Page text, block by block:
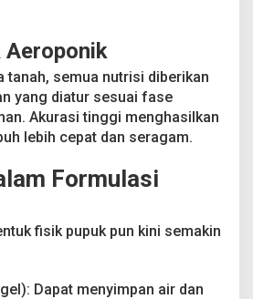
Aeroponik
tanah, semua nutrisi diberikan
yang diatur sesuai fase
Akurasi tinggi menghasilkan
lebih cepat dan seragam.
Formulasi
fisik pupuk pun kini semakin
Dapat menyimpan air dan